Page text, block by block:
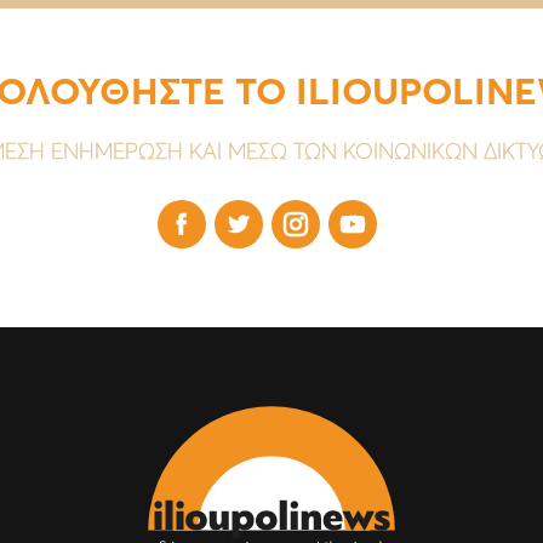
ΤΟ
ΕΝΗΜΕΡΩΣΗ ΚΑΙ ΜΕΣΩ ΤΩΝ ΚΟΙΝΩΝΙΚΩΝ
   